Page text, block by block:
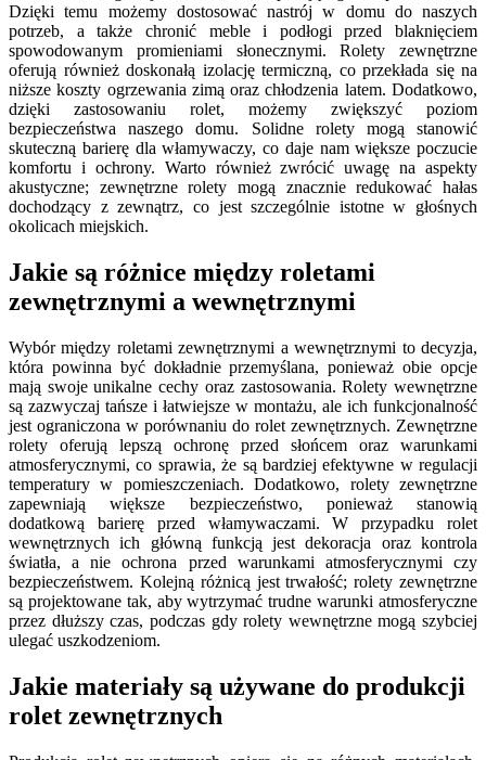
Dzięki temu możemy dostosować nastrój w domu do naszych
potrzeb, a także chronić meble i podłogi przed blaknięciem
spowodowanym promieniami słonecznymi. Rolety zewnętrzne
oferują również doskonałą izolację termiczną, co przekłada się na
niższe koszty ogrzewania zimą oraz chłodzenia latem. Dodatkowo,
dzięki zastosowaniu rolet, możemy zwiększyć poziom
bezpieczeństwa naszego domu. Solidne rolety mogą stanowić
skuteczną barierę dla włamywaczy, co daje nam większe poczucie
komfortu i ochrony. Warto również zwrócić uwagę na aspekty
akustyczne; zewnętrzne rolety mogą znacznie redukować hałas
dochodzący z zewnątrz, co jest szczególnie istotne w głośnych
okolicach miejskich.
Jakie są różnice między roletami
zewnętrznymi a wewnętrznymi
Wybór między roletami zewnętrznymi a wewnętrznymi to decyzja,
która powinna być dokładnie przemyślana, ponieważ obie opcje
mają swoje unikalne cechy oraz zastosowania. Rolety wewnętrzne
są zazwyczaj tańsze i łatwiejsze w montażu, ale ich funkcjonalność
jest ograniczona w porównaniu do rolet zewnętrznych. Zewnętrzne
rolety oferują lepszą ochronę przed słońcem oraz warunkami
atmosferycznymi, co sprawia, że są bardziej efektywne w regulacji
temperatury w pomieszczeniach. Dodatkowo, rolety zewnętrzne
zapewniają większe bezpieczeństwo, ponieważ stanowią
dodatkową barierę przed włamywaczami. W przypadku rolet
wewnętrznych ich główną funkcją jest dekoracja oraz kontrola
światła, a nie ochrona przed warunkami atmosferycznymi czy
bezpieczeństwem. Kolejną różnicą jest trwałość; rolety zewnętrzne
są projektowane tak, aby wytrzymać trudne warunki atmosferyczne
przez dłuższy czas, podczas gdy rolety wewnętrzne mogą szybciej
ulegać uszkodzeniom.
Jakie materiały są używane do produkcji
rolet zewnętrznych